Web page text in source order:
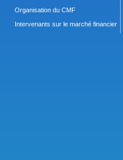
Organisation du CMF
Intervenants sur le marché financier